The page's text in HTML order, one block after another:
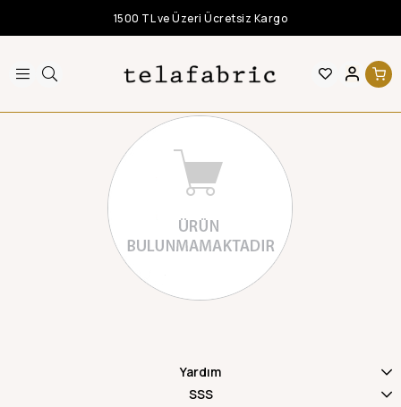
1500 TL ve Üzeri Ücretsiz Kargo
Yardım
SSS